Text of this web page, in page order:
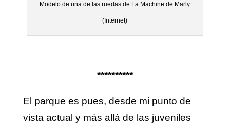
Modelo de una de las ruedas de La Machine de Marly
(Internet)
**********
El parque es pues, desde mi punto de
vista actual y más allá de las juveniles